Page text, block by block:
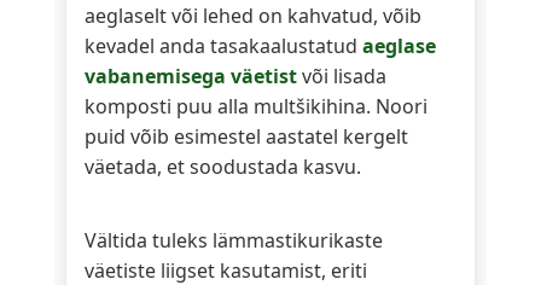
aeglaselt või lehed on kahvatud, võib
kevadel anda tasakaalustatud aeglase
vabanemisega väetistvõi lisada
komposti puu alla multšikihina. Noori
puid võib esimestel aastatel kergelt
väetada, et soodustada kasvu.
Vältida tuleks lämmastikurikaste
väetiste liigset kasutamist, eriti